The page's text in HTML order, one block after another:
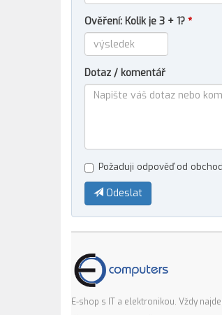
Ověření: Kolik je 3 + 1? *
Dotaz / komentář
Požaduji odpověď od
Odeslat
E-shop s IT a elektronikou. Vždy